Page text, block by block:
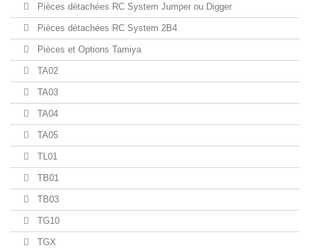
Pièces détachées RC System Jumper ou Digger
Pièces détachées RC System 2B4
Pièces et Options Tamiya
TA02
TA03
TA04
TA05
TL01
TB01
TB03
TG10
TGX